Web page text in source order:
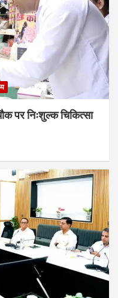
पर निःशुल्क चिकित्सा